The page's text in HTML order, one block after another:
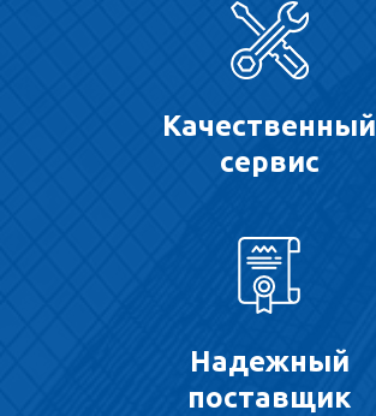
Качественный
сервис
Надежный
поставщик